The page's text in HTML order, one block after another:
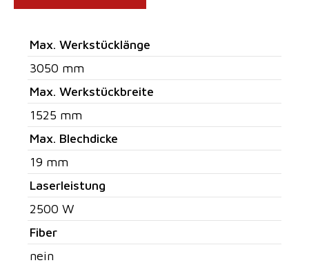
Max. Werkstücklänge
3050 mm
Max. Werkstückbreite
1525 mm
Max. Blechdicke
19 mm
Laserleistung
2500 W
Fiber
nein